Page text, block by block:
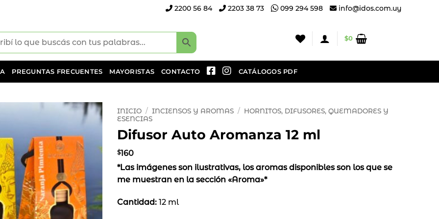
2200 56 84 2203 38 73 099 294 598 info@idos.com.uy
$0
PREGUNTAS FRECUENTES MAYORISTAS CONTACTO CATÁLOGOS PDF
Añadir
a la
lista
deseos
INICIO / INCIENSOS Y AROMAS / HORNITOS, DIFUSORES, QUEMADORES Y
ESENCIAS
Difusor Auto Aromanza 12 ml
$160
*Las imágenes son ilustrativas, los aromas disponibles son los que se
me muestran en la sección «Aroma»*
Cantidad: 12 ml